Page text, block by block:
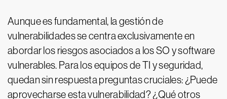
Aunque es fundamental, la gestión de
vulnerabilidades se centra exclusivamente en
abordar los riesgos asociados a los SO y software
vulnerables. Para los equipos de TI y seguridad,
quedan sin respuesta preguntas cruciales: ¿Puede
aprovecharse esta vulnerabilidad? ¿Qué otros